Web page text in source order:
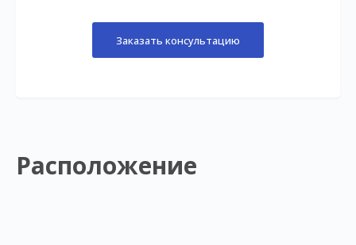
Заказать консультацию
Расположение